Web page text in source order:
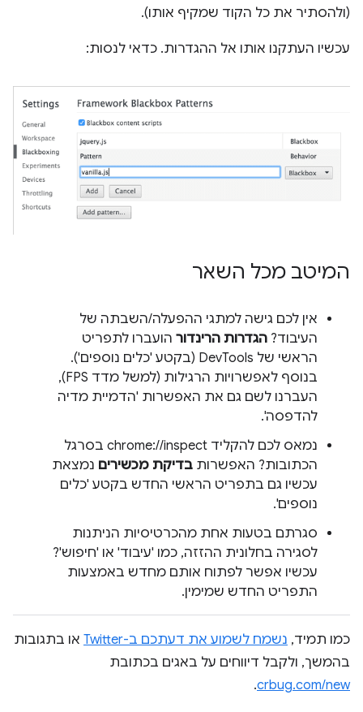
(ולהסתיר את כל הקוד שמקיף אותו).
עכשיו העתקנו אותו אל ההגדרות. כדאי לנסות:
המיטב מכל השאר
אין לכם גישה למתגי ההפעלה/השבתה של
העיבוד? הגדרות הרינדור הועברו לתפריט
הראשי של DevTools (בקטע 'כלים נוספים').
בנוסף לאפשרויות הרגילות (למשל מדד FPS),
העברנו לשם גם את האפשרות 'הדמיית מדיה
להדפסה'.
נמאס לכם להקליד chrome://inspect בסרגל
הכתובות? האפשרות בדיקת מכשירים נמצאת
עכשיו גם בתפריט הראשי החדש בקטע 'כלים
נוספים'.
סגרתם בטעות אחת מהכרטיסיות הניתנות
לסגירה בחלונית ההזזה, כמו 'עיבוד' או 'חיפוש'?
עכשיו אפשר לפתוח אותם מחדש באמצעות
התפריט החדש שמימין.
כמו תמיד, נשמח לשמוע את דעתכם ב-Twitter
או בתגובות
בהמשך, ולקבל דיווחים על באגים בכתובת
crbug.com/new
.